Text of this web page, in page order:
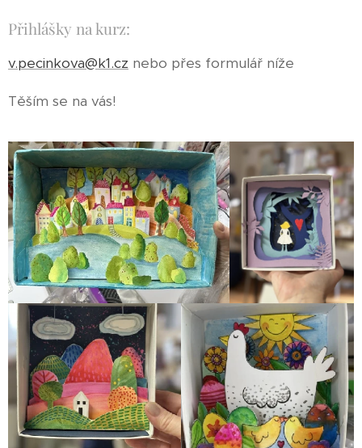
Přihlášky na kurz:
v.pecinkova@k1.cz nebo přes formulář níže
Těším se na vás!